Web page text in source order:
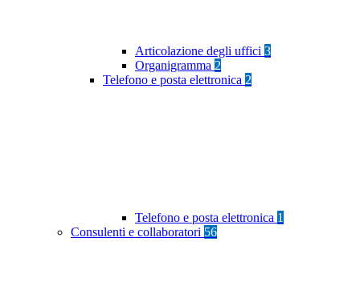
Articolazione degli uffici 3
Organigramma 2
Telefono e posta elettronica 2
Telefono e posta elettronica 1
Consulenti e collaboratori 56